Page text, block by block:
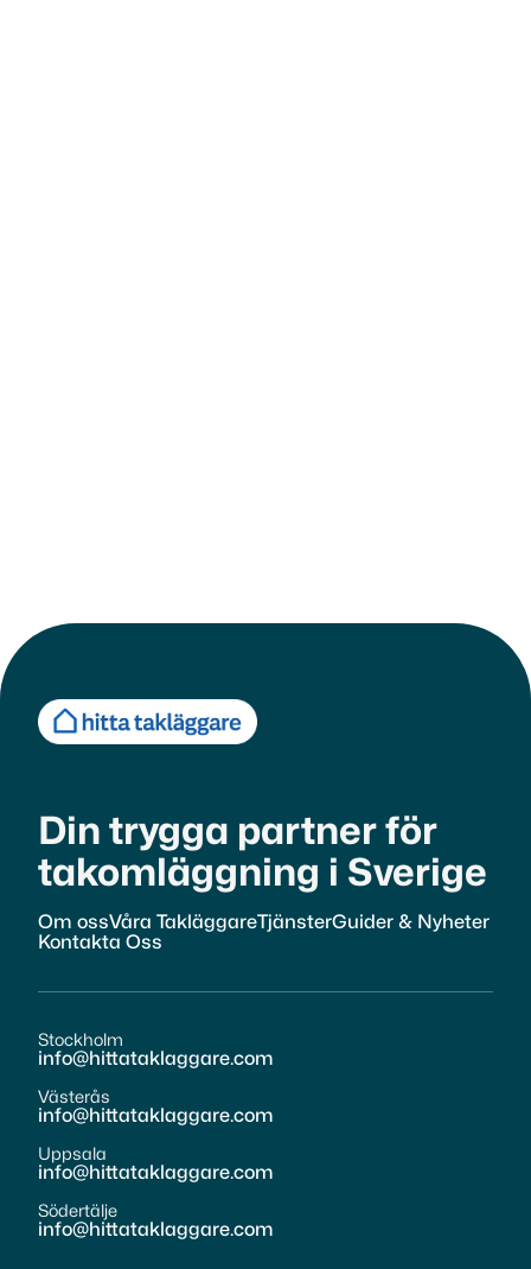
Din trygga partner för
takomläggning i Sverige
Om ossVåra TakläggareTjänsterGuider & Nyheter
Kontakta Oss
Stockholm
info@hittataklaggare.com
Västerås
info@hittataklaggare.com
Uppsala
info@hittataklaggare.com
Södertälje
info@hittataklaggare.com